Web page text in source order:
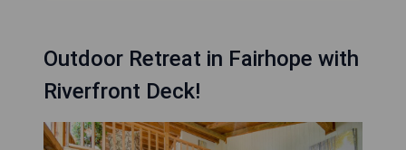
Outdoor Retreat in Fairhope with
Riverfront Deck!